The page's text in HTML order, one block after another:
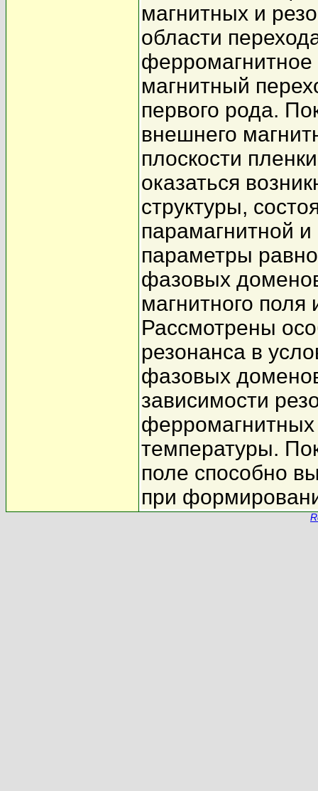
магнитных и
области
ферромагнитное
магнитный
первого рода.
внешнего
плоскости
оказаться
структуры,
парамагнитной
параметры
фазовых
магнитного поля
Рассмотрены
резонанса в
фазовых
зависимости
ферромагнитных
температуры.
поле способно
при